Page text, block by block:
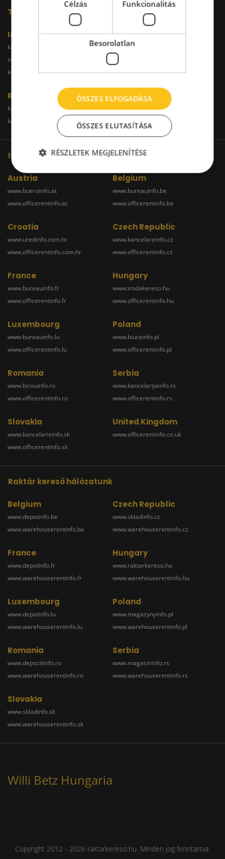
További oldalaink
Iroda
kiadoiroda.info
irodakiadobudapest.hu
kiadoirodabudaors.hu
kiadoirodadebrecen.hu
Raktár
kiadoraktarbudapest.hu
kiadoraktardebrecen.hu
kiadoraktargyor.hu
raktarszekesfehervar.hu
Iroda kereső hálózatunk
Austria
www.bueroinfo.at
www.officerentinfo.at
Belgium
www.bureauinfo.be
www.officerentinfo.be
Croatia
www.uredinfo.com.hr
www.officerentinfo.com.hr
Czech Republic
www.kancelareinfo.cz
www.officerentinfo.cz
France
www.bureauinfo.fr
www.officerentinfo.fr
Hungary
www.irodakereso.hu
www.officerentinfo.hu
Luxembourg
www.bureauinfo.lu
www.officerentinfo.lu
Poland
www.biurainfo.pl
www.officerentinfo.pl
Romania
www.birouinfo.ro
www.officerentinfo.ro
Serbia
www.kancelarijainfo.rs
www.officerentinfo.rs
Slovakia
www.kancelarieinfo.sk
www.officerentinfo.sk
United Kingdom
www.officerentinfo.co.uk
Raktár kereső hálózatunk
Belgium
www.depotinfo.be
www.warehouserentinfo.be
Czech Republic
www.skladinfo.cz
www.warehouserentinfo.cz
France
www.depotinfo.fr
www.warehouserentinfo.fr
Hungary
www.raktarkereso.hu
www.warehouserentinfo.hu
Luxembourg
www.depotinfo.lu
www.warehouserentinfo.lu
Poland
www.magazynyinfo.pl
www.warehouserentinfo.pl
Romania
www.depozitinfo.ro
www.warehouserentinfo.ro
Serbia
www.magacininfo.rs
www.warehouserentinfo.rs
Slovakia
www.skladinfo.sk
www.warehouserentinfo.sk
Willi Betz Hungaria
Copyright 2012 - 2026 raktarkereso.hu. Minden jog fenntartva.
Célzás Funkcionalitás
Besorolatlan
ÖSSZES ELFOGADÁSA
ÖSSZES ELUTASÍTÁSA
RÉSZLETEK MEGJELENÍTÉSE